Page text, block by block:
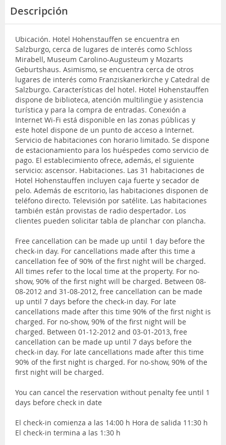
Descripción
Ubicación. Hotel Hohenstauffen se encuentra en
Salzburgo, cerca de lugares de interés como Schloss
Mirabell, Museum Carolino-Augusteum y Mozarts
Geburtshaus. Asimismo, se encuentra cerca de otros
lugares de interés como Franziskanerkirche y Catedral de
Salzburgo. Características del hotel. Hotel Hohenstauffen
dispone de biblioteca, atención multilingüe y asistencia
turística y para la compra de entradas. Conexión a
Internet Wi-Fi está disponible en las zonas públicas y
este hotel dispone de un punto de acceso a Internet.
Servicio de habitaciones con horario limitado. Se dispone
de estacionamiento para los huéspedes como servicio de
pago. El establecimiento ofrece, además, el siguiente
servicio: ascensor. Habitaciones. Las 31 habitaciones de
Hotel Hohenstauffen incluyen caja fuerte y secador de
pelo. Además de escritorio, las habitaciones disponen de
teléfono directo. Televisión por satélite. Las habitaciones
también están provistas de radio despertador. Los
clientes pueden solicitar tabla de planchar con plancha.
Free cancellation can be made up until 1 day before the
check-in day. For cancellations made after this time a
cancellation fee of 90% of the first night will be charged.
All times refer to the local time at the property. For no-
show, 90% of the first night will be charged. Between 08-
08-2012 and 31-08-2012, free cancellation can be made
up until 7 days before the check-in day. For late
cancellations made after this time 90% of the first night is
charged. For no-show, 90% of the first night will be
charged. Between 01-12-2012 and 03-01-2013, free
cancellation can be made up until 7 days before the
check-in day. For late cancellations made after this time
90% of the first night is charged. For no-show, 90% of the
first night will be charged.
You can cancel the reservation without penalty fee until 1
days before check in date
El check-in comienza a las 14:00 h Hora de salida 11:30 h
El check-in termina a las 1:30 h